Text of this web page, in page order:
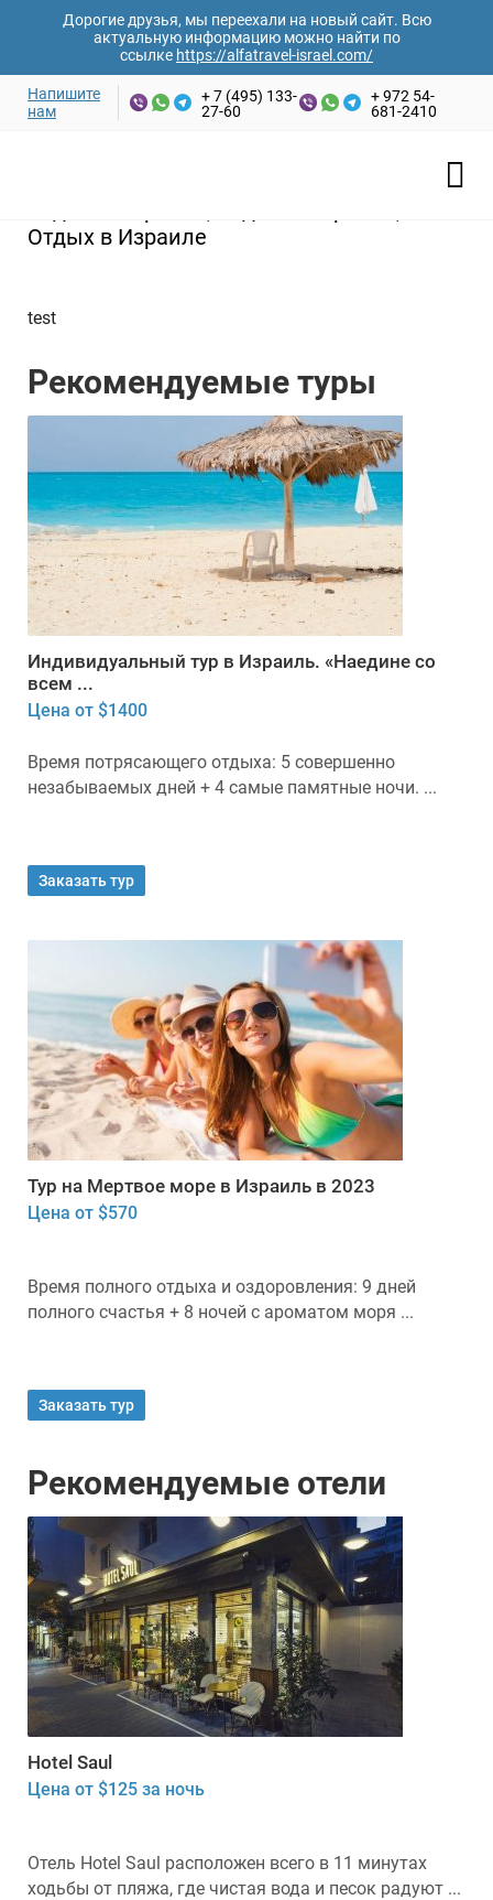
Дорогие друзья, мы переехали на новый сайт. Всю
актуальную информацию можно найти по
ссылке https://alfatravel-israel.com/
Напишите
нам
+ 7 (495) 133-
27-60
+ 972 54-
681-2410
Отдых в Израиле
test
Рекомендуемые туры
Индивидуальный тур в Израиль. «Наедине со
всем ...
Цена от $1400
Время потрясающего отдыха: 5 совершенно
незабываемых дней + 4 самые памятные ночи. ...
Заказать тур
Тур на Мертвое море в Израиль в 2023
Цена от $570
Время полного отдыха и оздоровления: 9 дней
полного счастья + 8 ночей с ароматом моря ...
Заказать тур
Рекомендуемые отели
Hotel Saul
Цена от $125 за ночь
Отель Hotel Saul расположен всего в 11 минутах
ходьбы от пляжа, где чистая вода и песок радуют ...